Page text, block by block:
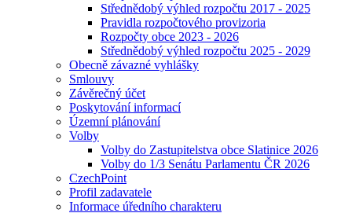
Střednědobý výhled rozpočtu 2017 - 2025
Pravidla rozpočtového provizoria
Rozpočty obce 2023 - 2026
Střednědobý výhled rozpočtu 2025 - 2029
Obecně závazné vyhlášky
Smlouvy
Závěrečný účet
Poskytování informací
Územní plánování
Volby
Volby do Zastupitelstva obce Slatinice 2026
Volby do 1/3 Senátu Parlamentu ČR 2026
CzechPoint
Profil zadavatele
Informace úředního charakteru